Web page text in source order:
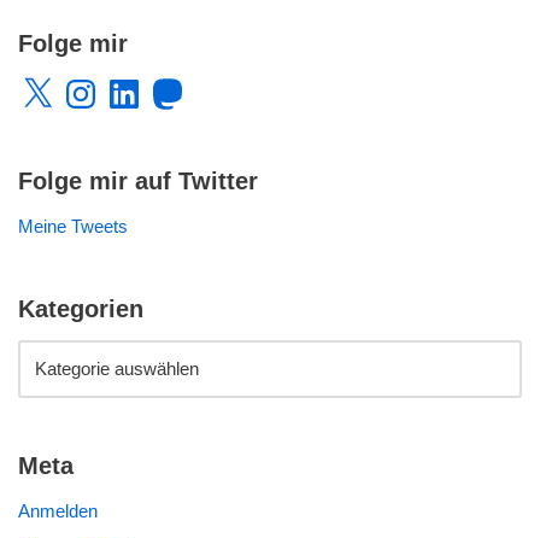
Folge mir
Folge mir auf Twitter
Meine Tweets
Kategorien
Meta
Anmelden